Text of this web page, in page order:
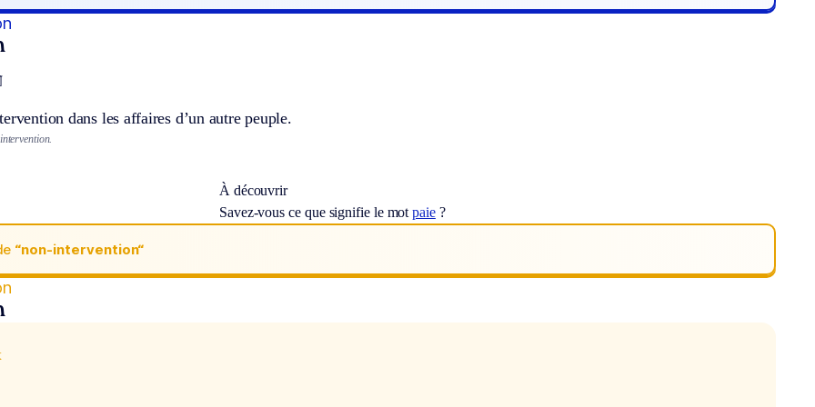
dans les affaires d’un autre peuple.
À découvrir
Savez-vous ce que signifie le motpaie?
“non-intervention“